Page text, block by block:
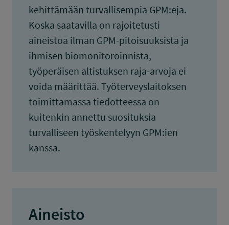
kehittämään turvallisempia GPM:eja.
Koska saatavilla on rajoitetusti
aineistoa ilman GPM-pitoisuuksista ja
ihmisen biomonitoroinnista,
työperäisen altistuksen raja-arvoja ei
voida määrittää. Työterveyslaitoksen
toimittamassa tiedotteessa on
kuitenkin annettu suosituksia
turvalliseen työskentelyyn GPM:ien
kanssa.
Aineisto